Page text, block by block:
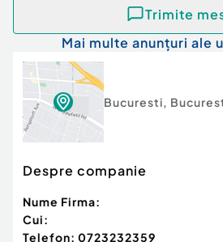
Trimite
Mai multe anunțuri ale
Bucuresti,
Despre companie
Nume Firma:
Cui:
Telefon: 0723232359